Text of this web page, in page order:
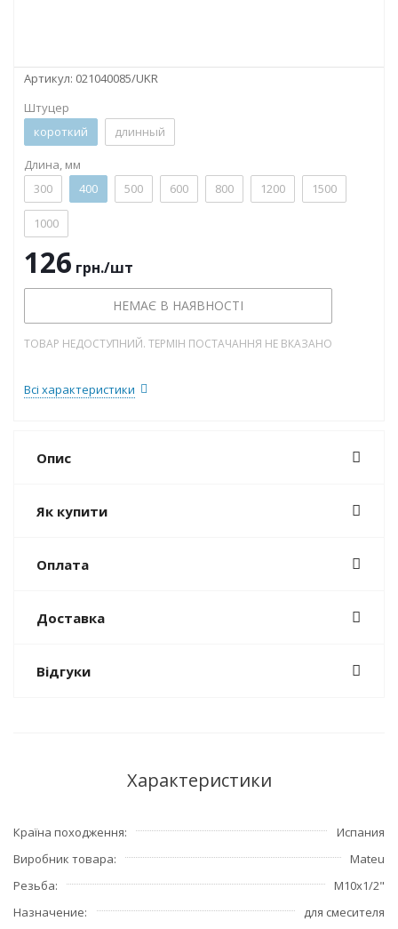
Артикул: 021040085/UKR
Штуцер
короткий
длинный
Длина, мм
300
400 500 600 800 1200 1500
1000
126 грн./шт
НЕМАЄ В НАЯВНОСТІ
ТОВАР НЕДОСТУПНИЙ. ТЕРМІН ПОСТАЧАННЯ НЕ ВКАЗАНО
Всі характеристики
Опис
Як купити
Оплата
Доставка
Відгуки
Характеристики
Країна походження
Испания
Виробник товара
Mateu
Резьба
М10х1/2"
Назначение
для смесителя